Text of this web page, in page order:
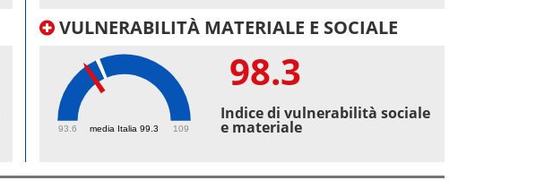
VULNERABILITÀ MATERIALE E SOCIALE
media Italia 99.3
93.6 109
98.3
Indice di vulnerabilità sociale
e materiale